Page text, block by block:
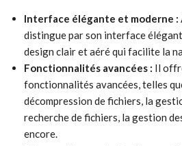
Interface élégante et moderne :
distingue par son interface
design clair et aéré qui facilite la
Fonctionnalités avancées : Il
fonctionnalités avancées, telles
décompression de fichiers, la
recherche de fichiers, la gestion
encore.